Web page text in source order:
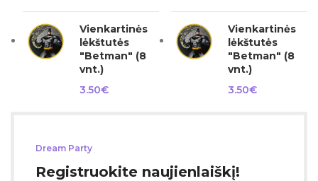
Vienkartinės
lėkštutės
"Betman" (8
vnt.)
3.50€
Vienkartinės
lėkštutės
"Betman" (8
vnt.)
3.50€
Dream Party
Registruokite naujienlaiškį!